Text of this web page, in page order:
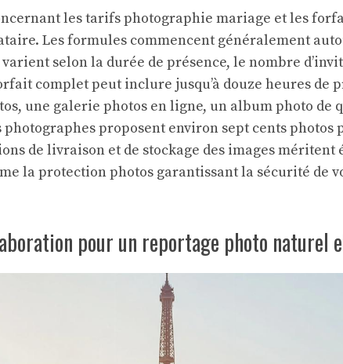
les tarifs photographie mariage et les
Les formules commencent généralement
selon la durée de présence, le nombre
complet peut inclure jusqu’à douze heures de
une galerie photos en ligne, un album photo de
photographes proposent environ sept cents photos
de livraison et de stockage des images méritent
la protection photos garantissant la sécurité de
pour un reportage photo naturel